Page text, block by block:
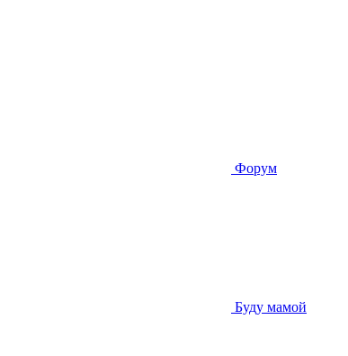
Форум
Буду мамой